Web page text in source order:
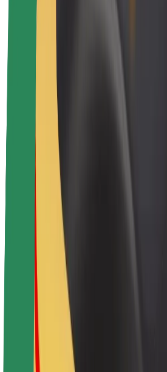
Françayzinq
Vakansiyalar
Bolt haqqında
Bolt-da davamlılıq
Project Zero
Bloq
Xəbər otağı
Brend təlimatları
Missiya
İnvestorlarla əlaqələr
Rəhbərlik
Brend
Media
Urban Fondu
Təhlükəsizlik